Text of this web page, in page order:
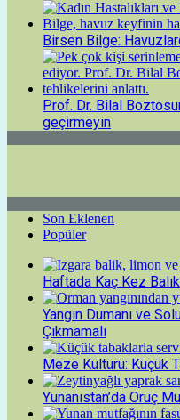
Birsen Bilge:
Prof. Dr. Bilal
geçirmeyin
Son Eklenen
Popüler
Haftada Kaç Kez
Yangın Dumanı ve
Çıkmamalı
Meze Kültürü: Küçük
Yunanistan’da Oruç